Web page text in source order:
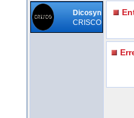
Dicosyn
CRISCO